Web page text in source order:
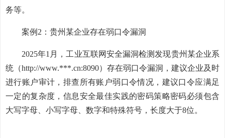
务等。
案例2：贵州某企业存在弱口令漏洞
2025年1月，工业互联网安全漏洞检测发现贵州某企业系
统（http://www.***.cn:8090）存在弱口令漏洞，建议企业及时
进行账户审计，排查所有账户弱口令情况，建议口令应满足
一定的复杂度，信息安全最佳实践的密码策略密码必须包含
大写字母、小写字母、数字和特殊符号，长度大于8位。